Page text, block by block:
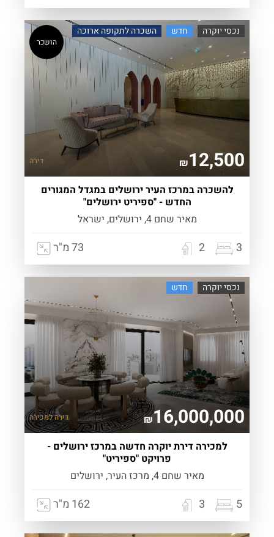
נכסי יוקרה חדש השכרה לתקופה ארוכה
הושכר
₪12,500 דירה
להשכרה במרכז העיר ירושלים במגדל המגורים
החדש - "ספיריט ירושלים"
מאיר שחם 4, ירושלים, ישראל
3
2 73 מ"ר
נכסי יוקרה חדש
₪16,000,000 דירהלמכירה
למכירה דירת יוקרה חדשה במרכז ירושלים -
פרויקט "ספיריט"
מאיר שחם 4, מרכז העיר, ירושלים
5
3 162 מ"ר